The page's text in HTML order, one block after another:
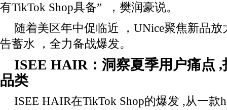
有TikTok Shop具备” ，樊润豪说。
随着美区年中促临近 ，UNice聚焦新品
告蓄水 ，全力备战爆发。
ISEE HAIR ：洞察夏季用户痛点 ,
品类
ISEE HAIR在TikTok Shop的爆发 ,从一款